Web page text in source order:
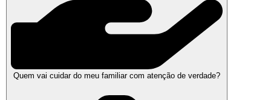
Quem vai cuidar do meu familiar com atenção de verdade?